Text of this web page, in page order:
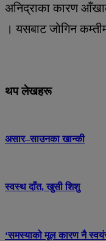
अनिद्राका कारण
। यसबाट जोगिन
थप लेखहरू
असार–साउनका खान्की
स्वस्थ दाँत, खुसी शिशु
‘समस्याको मूल कारण नै